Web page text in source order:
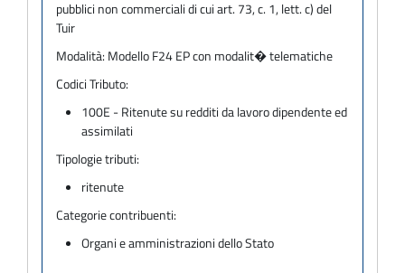
pubblici non commerciali di cui art. 73, c. 1, lett. c) del
Tuir
Modalità: Modello F24 EP con modalit� telematiche
Codici Tributo:
100E - Ritenute su redditi da lavoro dipendente ed
assimilati
Tipologie tributi:
ritenute
Categorie contribuenti:
Organi e amministrazioni dello Stato